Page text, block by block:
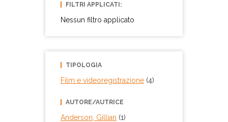
FILTRI APPLICATI:
Nessun filtro applicato
TIPOLOGIA
Film e videoregistrazione (4)
AUTORE/AUTRICE
Anderson, Gillian (1)